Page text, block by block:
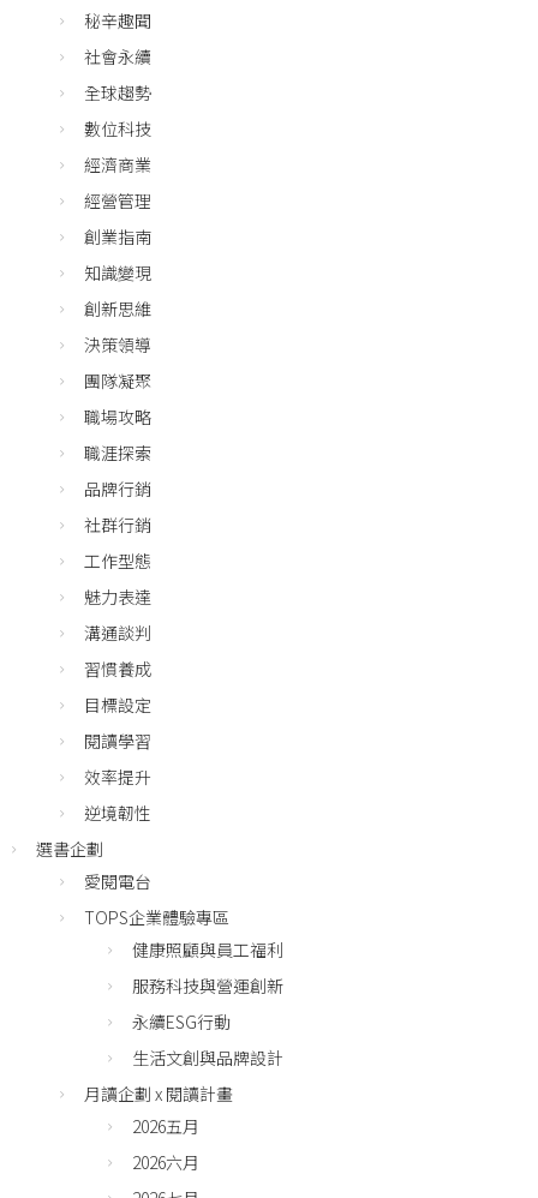
秘辛趣聞
社會永續
全球趨勢
數位科技
經濟商業
經營管理
創業指南
知識變現
創新思維
決策領導
團隊凝聚
職場攻略
職涯探索
品牌行銷
社群行銷
工作型態
魅力表達
溝通談判
習慣養成
目標設定
閱讀學習
效率提升
逆境韌性
選書企劃
愛閱電台
TOPS企業體驗專區
健康照顧與員工福利
服務科技與營運創新
永續ESG行動
生活文創與品牌設計
月讀企劃 x 閱讀計畫
2026五月
2026六月